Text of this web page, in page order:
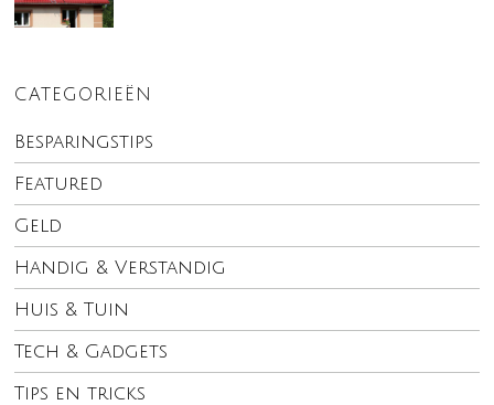
CATEGORIEËN
Besparingstips
Featured
Geld
Handig & Verstandig
Huis & Tuin
Tech & Gadgets
Tips en tricks